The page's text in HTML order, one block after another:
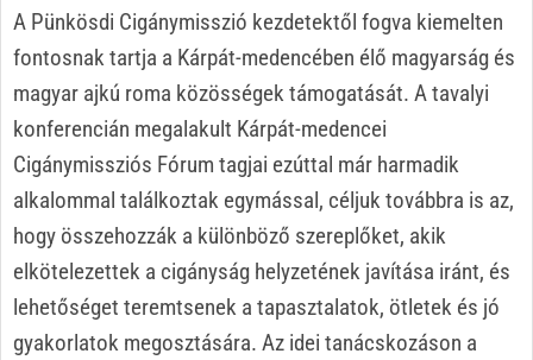
A Pünkösdi Cigánymisszió kezdetektől fogva kiemelten
fontosnak tartja a Kárpát-medencében élő magyarság és
magyar ajkú roma közösségek támogatását. A tavalyi
konferencián megalakult Kárpát-medencei
Cigánymissziós Fórum tagjai ezúttal már harmadik
alkalommal találkoztak egymással, céljuk továbbra is az,
hogy összehozzák a különböző szereplőket, akik
elkötelezettek a cigányság helyzetének javítása iránt, és
lehetőséget teremtsenek a tapasztalatok, ötletek és jó
gyakorlatok megosztására. Az idei tanácskozáson a